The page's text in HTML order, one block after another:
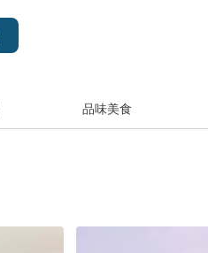
品味美食